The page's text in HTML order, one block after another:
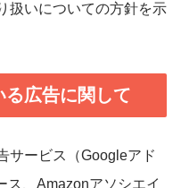
扱いについての方針を示
る広告に関して
サービス（Googleアド
ス、Amazonアソシエイ